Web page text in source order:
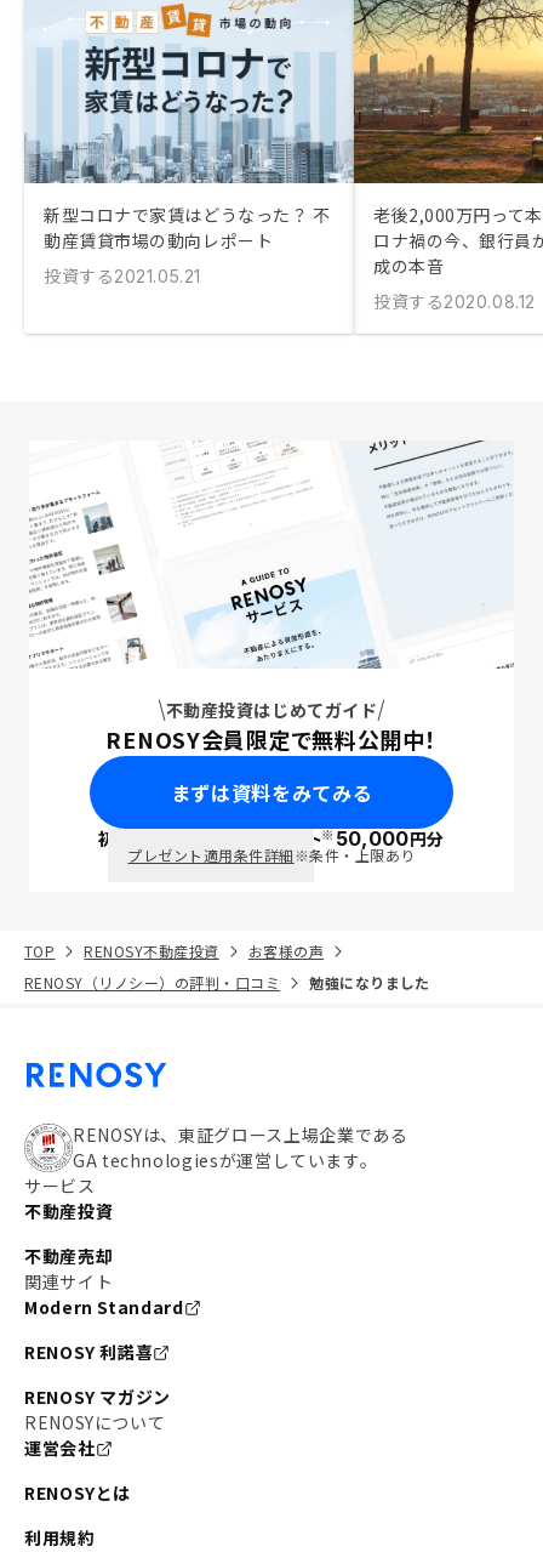
新型コロナで家賃はどうなった？ 不
動産賃貸市場の動向レポート
投資する2021.05.21
老後2,000万円って
ロナ禍の今、銀行員
成の本音
投資する2020.08.12
不動産投資はじめてガイド
RENOSY会員限定で無料公開中！
まずは資料をみてみる
初回面談で ポイント※50,000円分
プレゼント適用条件詳細※条件・上限あり
TOP RENOSY不動産投資
お客様の声
RENOSY（リノシー）の評判・口コミ
勉強になりました
RENOSYは、東証グロース上場企業である
GA technologiesが運営しています。
サービス
不動産投資
不動産売却
関連サイト
Modern Standard
RENOSY 利諾喜
RENOSY マガジン
RENOSYについて
運営会社
RENOSYとは
利用規約